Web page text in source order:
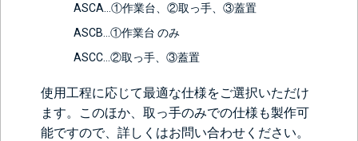
ASCA…①作業台、②取っ手、③蓋置
ASCB…①作業台 のみ
ASCC…②取っ手、③蓋置
使用工程に応じて最適な仕様をご選択いただけ
ます。このほか、取っ手のみでの仕様も製作可
能ですので、詳しくはお問い合わせください。